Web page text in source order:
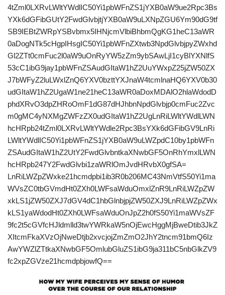
4tZml0LXRvLWltYWdlIC50Yi1pbWFnZS1jYXB0aW9ue2Rpc3Bs
YXk6dGFibGUtY2FwdGlvbjtjYXB0aW9uLXNpZGU6Ym90dG9tf
SB9IEBtZWRpYSBvbmx5IHNjcmVlbiBhbmQgKG1heC13aWR
0aDogNTk5cHgpIHsgIC50Yi1pbWFnZXtwb3NpdGlvbjpyZWxhd
Gl2ZTt0cmFuc2l0aW9uOnRyYW5zZm9ybSAwLjI1cyBlYXNlfS
53cC1ibG9jay1pbWFnZSAudGItaW1hZ2UuYWxpZ25jZW50ZX
J7bWFyZ2luLWxlZnQ6YXV0bzttYXJnaW4tcmlnaHQ6YXV0b30
udGItaW1hZ2UgaW1ne21heC13aWR0aDoxMDAlO2hlaWdodD
phdXRvO3dpZHRoOmF1dG87dHJhbnNpdGlvbjp0cmFuc2Zvc
m0gMC4yNXMgZWFzZX0udGItaW1hZ2UgLnRiLWltYWdlLWN
hcHRpb24tZml0LXRvLWltYWdle2Rpc3BsYXk6dGFibGV9LnRi
LWltYWdlIC50Yi1pbWFnZS1jYXB0aW9uLWZpdC10by1pbWFn
ZSAudGItaW1hZ2UtY2FwdGlvbntkaXNwbGF5OnRhYmxlLWN
hcHRpb247Y2FwdGlvbi1zaWRlOmJvdHRvbX0gfSA=
LnRiLWZpZWxke21hcmdpbi1ib3R0b206MC43NmVtfS50Yi1ma
WVsZC0tbGVmdHt0ZXh0LWFsaWduOmxlZnR9LnRiLWZpZW
xkLS1jZW50ZXJ7dGV4dC1hbGlnbjpjZW50ZXJ9LnRiLWZpZWx
kLS1yaWdodHt0ZXh0LWFsaWduOnJpZ2h0fS50Yi1maWVsZF
9fc2t5cGVfcHJldmlld3twYWRkaW5nOjEwcHggMjBweDtib3JkZ
XItcmFkaXVzOjNweDtjb2xvcjojZmZmO2JhY2tncm91bmQ6Iz
AwYWZlZTtkaXNwbGF5OmlubGluZS1ibG9ja311bC5nbGlkZV9
fc2xpZGVze21hcmdpbjowfQ==